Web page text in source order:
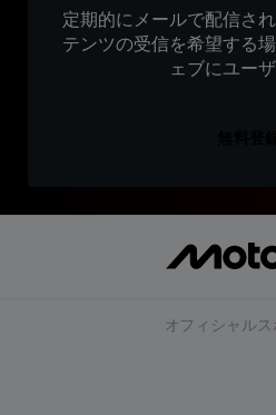
定期的にメールで配信さ
テンツの受信を希望する
ェブにユー
オフィシャル